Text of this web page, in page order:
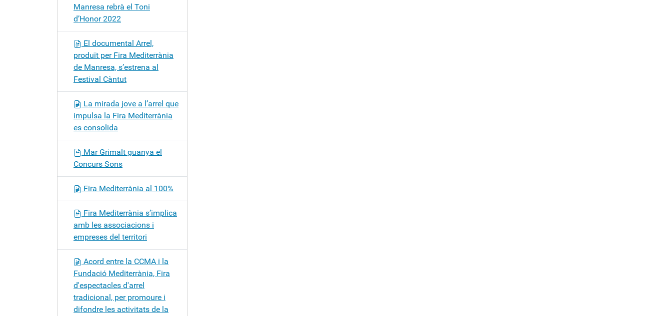
Manresa rebrà el Toni
d’Honor 2022
El documental Arrel,
produït per Fira Mediterrània
de Manresa, s’estrena al
Festival Càntut
La mirada jove a l’arrel que
impulsa la Fira Mediterrània
es consolida
Mar Grimalt guanya el
Concurs Sons
Fira Mediterrània al 100%
Fira Mediterrània s’implica
amb les associacions i
empreses del territori
Acord entre la CCMA i la
Fundació Mediterrània, Fira
d'espectacles d'arrel
tradicional, per promoure i
difondre les activitats de la